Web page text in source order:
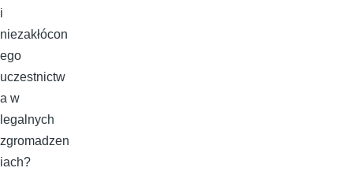
i
niezakłócon
ego
uczestnictw
a w
legalnych
zgromadzen
iach?